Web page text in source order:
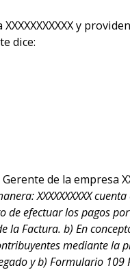
y
dice:
Gerente de la empresa
XXXXXXXXXX
de efectuar los pagos
Factura. b) En
mediante la
y b) Formulario 109